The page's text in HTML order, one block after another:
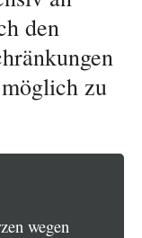
den
zu
wegen